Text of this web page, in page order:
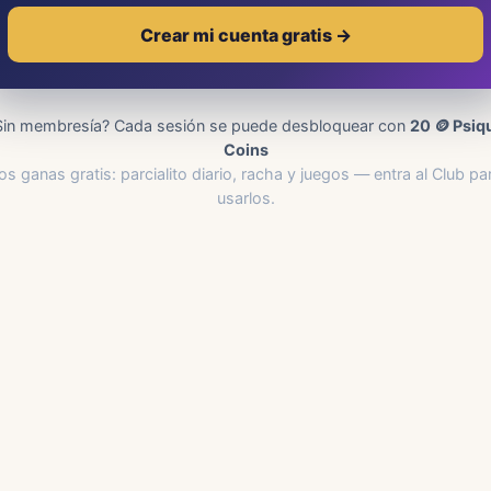
Crear mi cuenta gratis →
membresía? Cada sesión se puede desbloquear con 20 🪙
Coins
ganas gratis: parcialito diario, racha y juegos — entra al Club
usarlos.